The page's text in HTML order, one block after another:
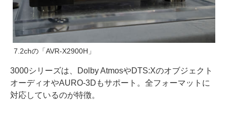
7.2chの「AVR-X2900H」
3000シリーズは、Dolby AtmosやDTS:Xのオブジェクト
オーディオやAURO-3Dもサポート。全フォーマットに
対応しているのが特徴。